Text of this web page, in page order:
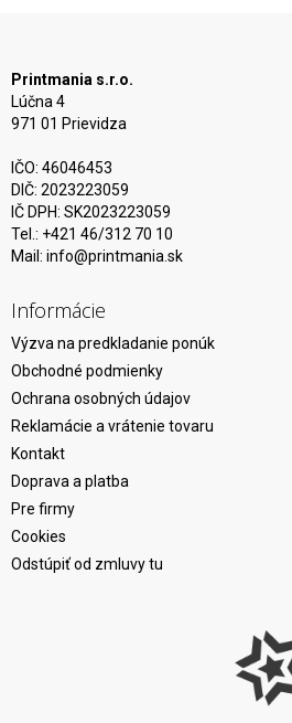
Printmania s.r.o.
Lúčna 4
971 01 Prievidza
IČO: 46046453
DIČ: 2023223059
IČ DPH: SK2023223059
Tel.: +421 46/312 70 10
Mail: info@printmania.sk
Informácie
Výzva na predkladanie ponúk
Obchodné podmienky
Ochrana osobných údajov
Reklamácie a vrátenie tovaru
Kontakt
Doprava a platba
Pre firmy
Cookies
Odstúpiť od zmluvy tu